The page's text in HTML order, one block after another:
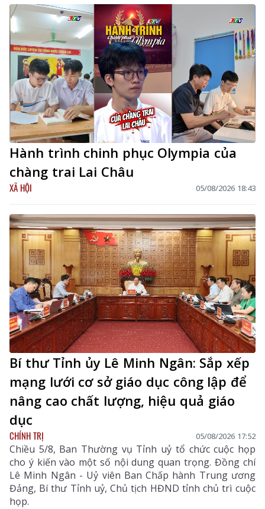
Hành trình chinh phục Olympia của
chàng trai Lai Châu
XÃ HỘI 05/08/2026 18:43
Bí thư Tỉnh ủy Lê Minh Ngân: Sắp xếp
mạng lưới cơ sở giáo dục công lập để
nâng cao chất lượng, hiệu quả giáo
dục
CHÍNH TRỊ 05/08/2026 17:52
Chiều 5/8, Ban Thường vụ Tỉnh uỷ tổ chức cuộc họp
cho ý kiến vào một số nội dung quan trọng. Đồng chí
Lê Minh Ngân - Uỷ viên Ban Chấp hành Trung ương
Đảng, Bí thư Tỉnh uỷ, Chủ tịch HĐND tỉnh chủ trì cuộc
họp.